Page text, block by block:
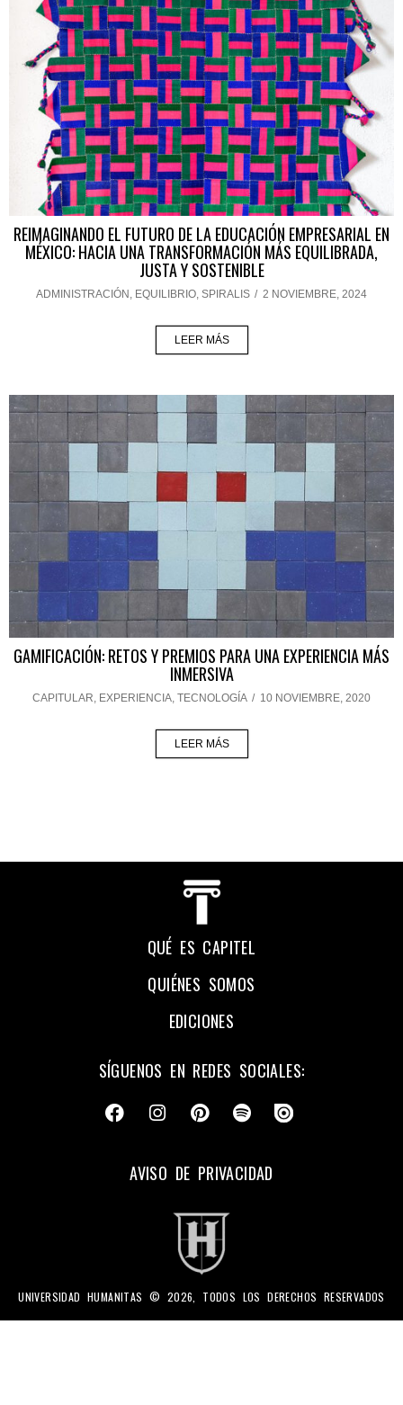
REIMAGINANDO EL FUTURO DE LA EDUCACIÓN EMPRESARIAL EN
MÉXICO: HACIA UNA TRANSFORMACIÓN MÁS EQUILIBRADA,
JUSTA Y SOSTENIBLE
ADMINISTRACIÓN, EQUILIBRIO, SPIRALIS / 2 NOVIEMBRE, 2024
LEER MÁS
GAMIFICACIÓN: RETOS Y PREMIOS PARA UNA EXPERIENCIA MÁS
INMERSIVA
CAPITULAR, EXPERIENCIA, TECNOLOGÍA / 10 NOVIEMBRE, 2020
LEER MÁS
QUÉ ES CAPITEL
QUIÉNES SOMOS
EDICIONES
SÍGUENOS EN REDES SOCIALES:
AVISO DE PRIVACIDAD
UNIVERSIDAD HUMANITAS © 2026, TODOS LOS DERECHOS RESERVADOS